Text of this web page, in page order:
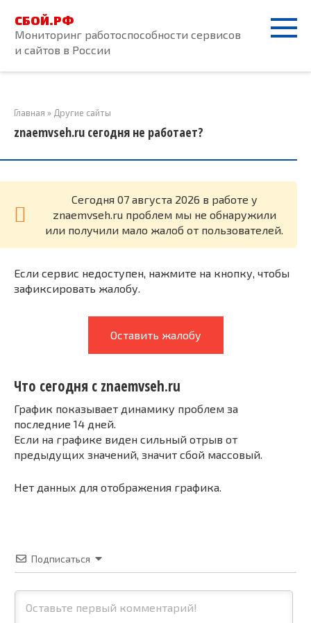
контенту
СБОЙ.РФ
Мониторинг работоспособности сервисов
и сайтов в России
Главная » Другие сайты
znaemvseh.ru сегодня не работает?
Cегодня 07 августа 2026 в работе у
znaemvseh.ru проблем мы не обнаружили
или получили мало жалоб от пользователей.
Если сервис недоступен, нажмите на кнопку, чтобы
зафиксировать жалобу.
Оставить жалобу
Что сегодня с znaemvseh.ru
График показывает динамику проблем за
последние 14 дней.
Если на графике виден сильный отрыв от
предыдущих значений, значит сбой массовый.
Нет данных для отображения графика.
Подписаться